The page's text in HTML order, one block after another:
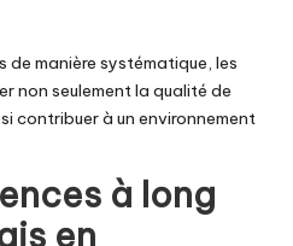
manière systématique, les
non seulement la qualité de
contribuer à un environnement
à long
en